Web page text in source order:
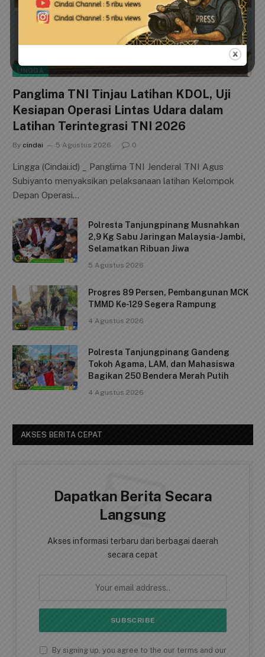
LINGGA
Panglima TNI Tinjau Latihan KDOL, Uji
Kesiapan Operasi Lintas Udara dalam
Latihan Terintegrasi TNI 2026
By cindai 5 Agustus 2026 0
Lingga (Cindai.id) _ Panglima TNI Jenderal TNI Agus
Subiyanto menyaksikan pelaksanaan latihan Kelompok
Depan Operasi…
Polresta Tanjungpinang Musnahkan
2,9 Kg Sabu Jaringan Malaysia-Jambi,
Selamatkan Ribuan Jiwa
5 Agustus 2026
Progres 89 Persen, Pembangunan MCK
TMMD Ke-129 Segera Rampung
4 Agustus 2026
Polresta Tanjungpinang Gandeng
Tokoh Agama, LAM, dan Mahasiswa
Bagikan 250 Bendera Merah Putih
4 Agustus 2026
AKSES BERITA CEPAT
Dapatkan Berita Secara
Langsung
Akses informasi terbaru dari berbagai daerah
secara cepat
By signing up, you agree to the our terms and our